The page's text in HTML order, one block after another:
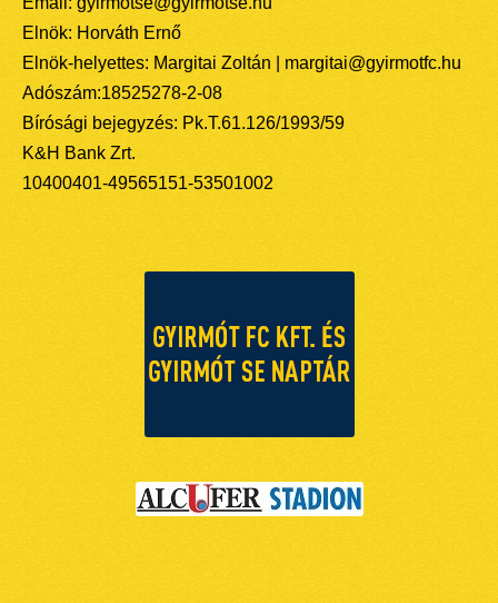
Elnök: Horváth Ernő
Elnök-helyettes: Margitai Zoltán | margitai@gyirmotfc.hu
Adószám:18525278-2-08
Bírósági bejegyzés: Pk.T.61.126/1993/59
K&H Bank Zrt.
10400401-49565151-53501002